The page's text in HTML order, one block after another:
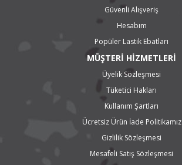
Güvenli Alışveriş
Hesabım
Popüler Lastik Ebatları
MÜŞTERİ HİZMETLERİ
Üyelik Sözleşmesi
Tüketici Hakları
Kullanım Şartları
Ücretsiz Ürün İade Politikamız
Gizlilik Sözleşmesi
Mesafeli Satış Sözleşmesi